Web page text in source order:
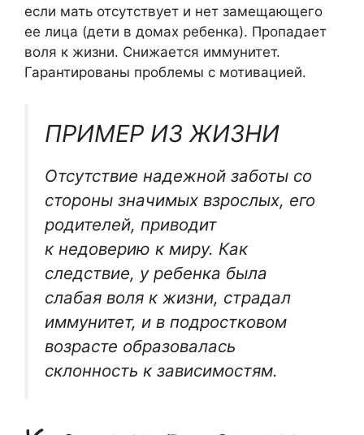
если мать отсутствует и нет замещающего
ее лица (дети в домах ребенка). Пропадает
воля к жизни. Снижается иммунитет.
Гарантированы проблемы с мотивацией.
ПРИМЕР ИЗ ЖИЗНИ
Отсутствие надежной заботы со
стороны значимых взрослых, его
родителей, приводит
к недоверию к миру. Как
следствие, у ребенка была
слабая воля к жизни, страдал
иммунитет, и в подростковом
возрасте образовалась
склонность к зависимостям.